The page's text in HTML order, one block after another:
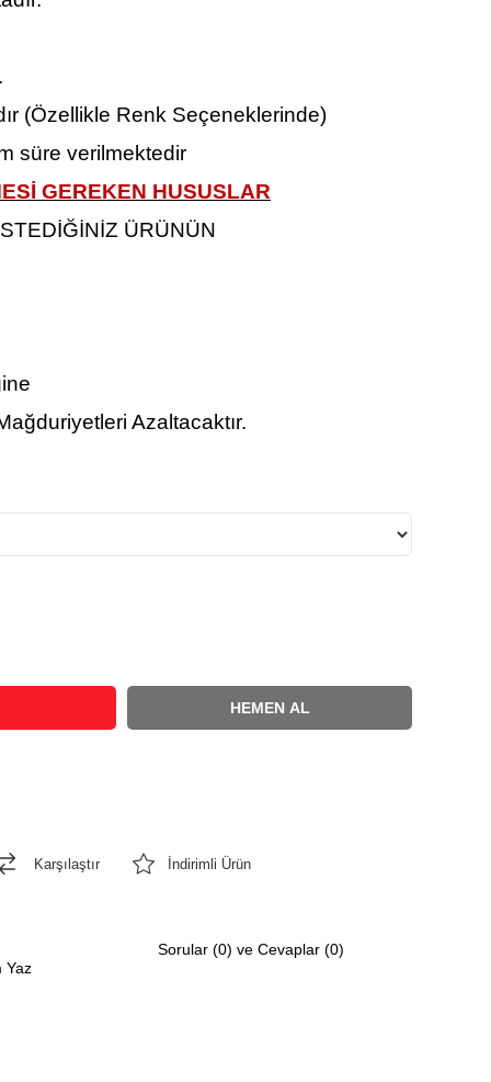
(Özellikle Renk Seçeneklerinde)
süre verilmektedir
GEREKEN HUSUSLAR
ÜRÜNÜN
Azaltacaktır.
Karşılaştır İndirimli Ürün
Yaz
Sorular (0) ve Cevaplar (0)